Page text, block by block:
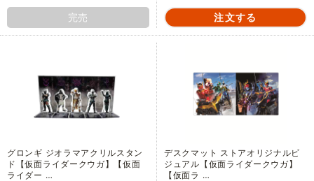
完売
グロンギ ジオラマアクリルスタン
ド【仮面ライダークウガ】【仮面
ライダー …
デスクマット ストアオリジナルビ
ジュアル【仮面ライダークウガ】
【仮面ラ …